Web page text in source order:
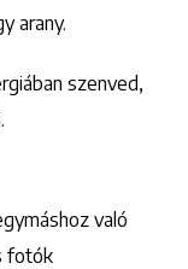
arany.
szenved,
való
fotók